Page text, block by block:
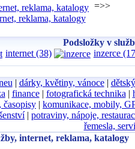
reklama, katalogy
=>>
Podsložky v
internet (38) inzerce
| dárky, květiny, vánoce|
| finance| fotografická technika |
časopisy | komunikace, mobily,
| potraviny, nápoje,
řemesla,
internet, reklama, katalogy